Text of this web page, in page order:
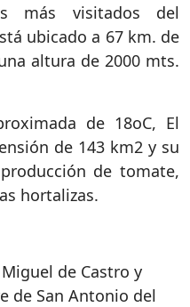
más visitados del
ubicado a 67 km. de
altura de 2000 mts.
de 18oC, El
de 143 km2 y su
de tomate,
hortalizas.
de Castro y
de San Antonio del